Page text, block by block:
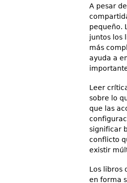
A pesar
pequeño.
juntos los
más
ayuda a
Leer
sobre lo
que las
significar
conflicto
existir
Los libros
en forma